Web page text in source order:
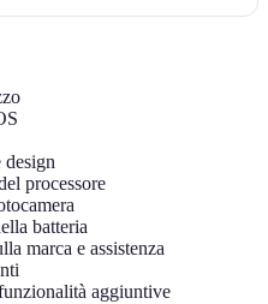
design
processore
batteria
marca e assistenza
aggiuntive